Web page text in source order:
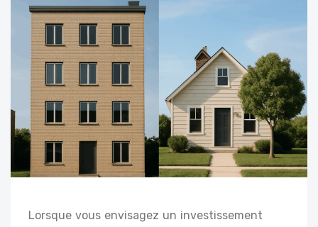
Lorsque vous envisagez un investissement